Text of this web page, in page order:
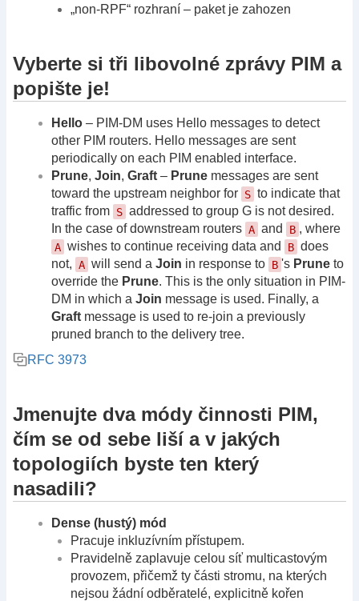
„non-RPF“ rozhraní – paket je zahozen
Vyberte si tři libovolné zprávy PIM a
popište je!
Hello – PIM-DM uses Hello messages to detect
other PIM routers. Hello messages are sent
periodically on each PIM enabled interface.
Prune, Join, Graft – Prune messages are sent
toward the upstream neighbor for S to indicate that
traffic from S addressed to group G is not desired.
In the case of downstream routers A and B , where
A wishes to continue receiving data and B does
not, A will send a Join in response to B 's Prune to
override the Prune. This is the only situation in PIM-
DM in which a Join message is used. Finally, a
Graft message is used to re-join a previously
pruned branch to the delivery tree.
RFC 3973
Jmenujte dva módy činnosti PIM,
čím se od sebe liší a v jakých
topologiích byste ten který
nasadili?
Dense (hustý) mód
Pracuje inkluzívním přístupem.
Pravidelně zaplavuje celou síť multicastovým
provozem, přičemž ty části stromu, na kterých
nejsou žádní odběratelé, explicitně kořen